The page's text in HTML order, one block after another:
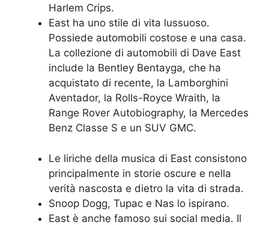
Harlem Crips.
East ha uno stile di vita lussuoso.
Possiede automobili costose e una casa.
La collezione di automobili di Dave East
include la Bentley Bentayga, che ha
acquistato di recente, la Lamborghini
Aventador, la Rolls-Royce Wraith, la
Range Rover Autobiography, la Mercedes
Benz Classe S e un SUV GMC.
Le liriche della musica di East consistono
principalmente in storie oscure e nella
verità nascosta e dietro la vita di strada.
Snoop Dogg, Tupac e Nas lo ispirano.
East è anche famoso sui social media. Il